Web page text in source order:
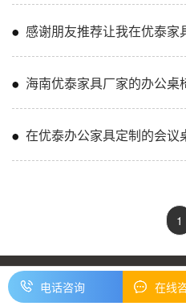
感谢朋友推荐让我在优泰家具厂购
海南优泰家具厂家的办公桌椅质
在优泰办公家具定制的会议
1
COPYRIGHT@2020 海
电话咨询
在线